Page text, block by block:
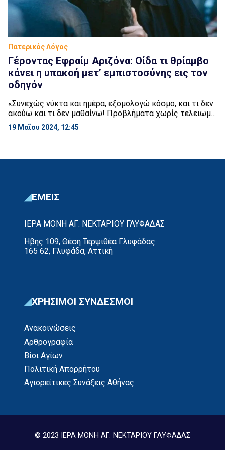
Πατερικός Λόγος
Γέροντας Εφραίμ Αριζόνα: Οίδα τι θρίαμβο
κάνει η υπακοή μετ’ εμπιστοσύνης εις τον
οδηγόν
«Συνεχώς νύκτα και ημέρα, εξομολογώ κόσμο, και τι δεν
ακούω και τι δεν μαθαίνω! Προβλήματα χωρίς τελειωμό
και λύση, και οίδα τι θρίαμβο κάνει η υπακοή μετ’
εμπιστοσύνης εις τον οδηγόν, και τι κλυδώνια και
αποτέλεσμα να μεταβαίνουν από σκότος εις σκότος, και
19 Μαΐου 2024, 12:45
ΕΜΕΙΣ
ΙΕΡΑ ΜΟΝΗ ΑΓ. ΝΕΚΤΑΡΙΟΥ ΓΛΥΦΑΔΑΣ
Ήβης 109, Θέση Τερψιθέα Γλυφάδας
165 62, Γλυφάδα, Αττική
ΧΡΗΣΙΜΟΙ ΣΥΝΔΕΣΜΟΙ
Ανακοινώσεις
Αρθρογραφία
Βίοι Αγίων
Πολιτική Απορρήτου
Αγιορείτικες Συνάξεις Αθήνας
© 2023 ΙΕΡΑ ΜΟΝΗ ΑΓ. ΝΕΚΤΑΡΙΟΥ ΓΛΥΦΑΔΑΣ